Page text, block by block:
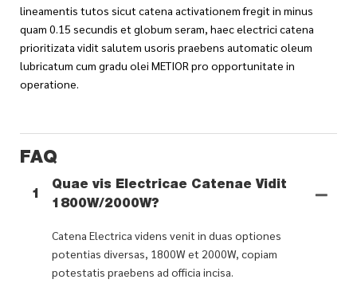
lineamentis tutos sicut catena activationem fregit in minus
quam 0.15 secundis et globum seram, haec electrici catena
prioritizata vidit salutem usoris praebens automatic oleum
lubricatum cum gradu olei METIOR pro opportunitate in
operatione.
FAQ
1
Quae vis Electricae Catenae Vidit
1800W/2000W?
Catena Electrica videns venit in duas optiones
potentias diversas, 1800W et 2000W, copiam
potestatis praebens ad officia incisa.